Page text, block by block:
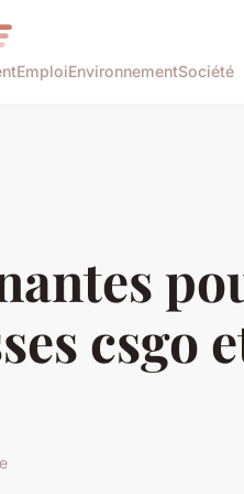
EmploiEnvironnementSociété
csgo